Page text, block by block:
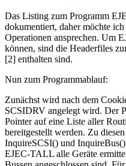
Das Listing zum Programm
dokumentiert, daher möchte
Operationen ansprechen. Um
können, sind die Headerfiles
[2] enthalten sind.
Nun zum Programmablauf:
Zunächst wird nach dem
SCSIDRV angelegt wird. Der
Pointer auf eine Liste aller
bereitgestellt werden. Zu
InquireSCSI() und
EJEC-TALL alle Geräte